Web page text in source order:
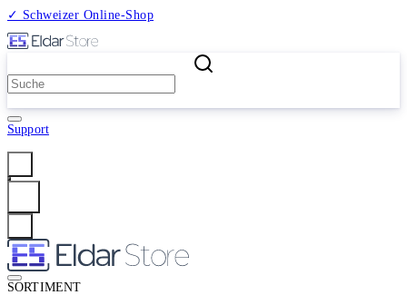
✓ Schweizer Online-Shop
Support
SORTIMENT